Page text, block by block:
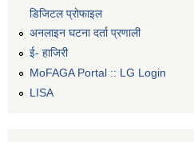
डिजिटल प्रोफाइल
अनलाइन घटना दर्ता प्रणाली
ई- हाजिरी
MoFAGA Portal :: LG Login
LISA